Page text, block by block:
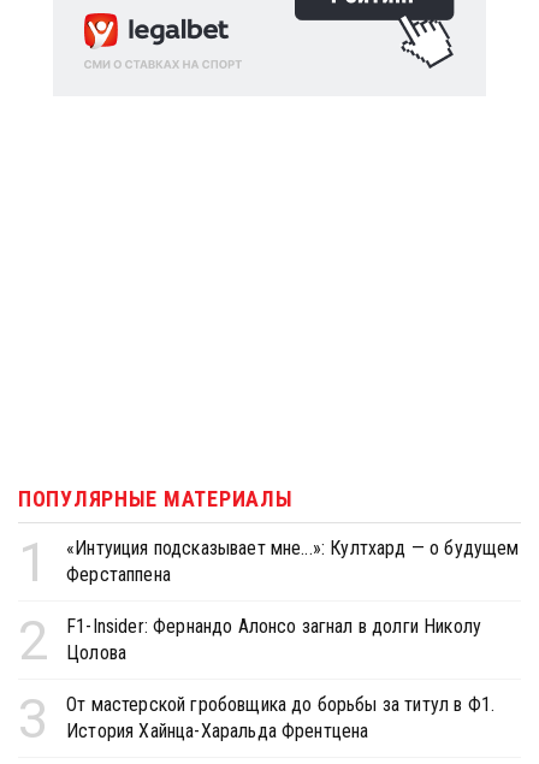
ПОПУЛЯРНЫЕ МАТЕРИАЛЫ
1
«Интуиция подсказывает мне...»: Култхард — о будущем
Ферстаппена
2
F1-Insider: Фернандо Алонсо загнал в долги Николу
Цолова
3
От мастерской гробовщика до борьбы за титул в Ф1.
История Хайнца-Харальда Френтцена